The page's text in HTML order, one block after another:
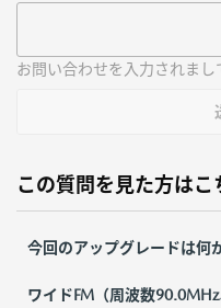
お問い合わせを入力されま
この質問を見た方は
今回のアップグレードは何
ワイドFM（周波数